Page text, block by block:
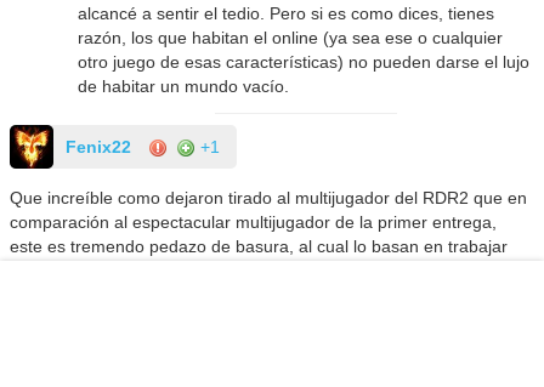
alcancé a sentir el tedio. Pero si es como dices, tienes
razón, los que habitan el online (ya sea ese o cualquier
otro juego de esas características) no pueden darse el lujo
de habitar un mundo vacío.
Fenix22 +1
Que increíble como dejaron tirado al multijugador del RDR2 que en
comparación al espectacular multijugador de la primer entrega,
este es tremendo pedazo de basura, al cual lo basan en trabajar